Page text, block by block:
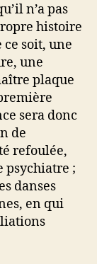
n’a pas
histoire
soit, une
une
plaque
sera donc
de
refoulée,
psychiatre ;
danses
en qui